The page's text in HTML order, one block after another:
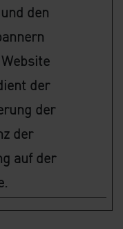
den
der
der
der
auf der